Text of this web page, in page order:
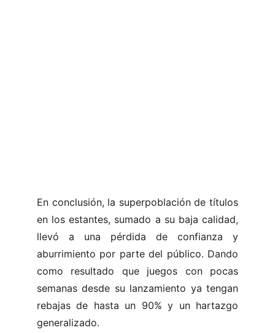
En conclusión, la superpoblación de títulos
en los estantes, sumado a su baja calidad,
llevó a una pérdida de confianza y
aburrimiento por parte del público. Dando
como resultado que juegos con pocas
semanas desde su lanzamiento ya tengan
rebajas de hasta un 90% y un hartazgo
generalizado.